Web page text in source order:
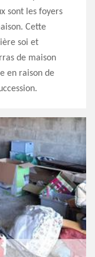
sont les foyers
Cette
soi et
de maison
en raison de